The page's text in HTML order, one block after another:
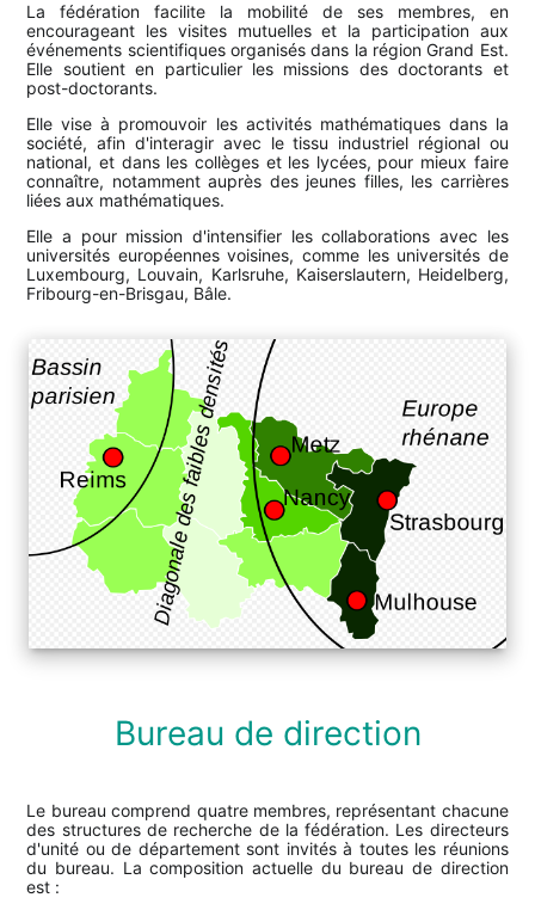
La fédération facilite la mobilité de ses membres, en
encourageant les visites mutuelles et la participation aux
événements scientifiques organisés dans la région Grand Est.
Elle soutient en particulier les missions des doctorants et
post-doctorants.
Elle vise à promouvoir les activités mathématiques dans la
société, afin d'interagir avec le tissu industriel régional ou
national, et dans les collèges et les lycées, pour mieux faire
connaître, notamment auprès des jeunes filles, les carrières
liées aux mathématiques.
Elle a pour mission d'intensifier les collaborations avec les
universités européennes voisines, comme les universités de
Luxembourg, Louvain, Karlsruhe, Kaiserslautern, Heidelberg,
Fribourg-en-Brisgau, Bâle.
Bureau de direction
Le bureau comprend quatre membres, représentant chacune
des structures de recherche de la fédération. Les directeurs
d'unité ou de département sont invités à toutes les réunions
du bureau. La composition actuelle du bureau de direction
est :